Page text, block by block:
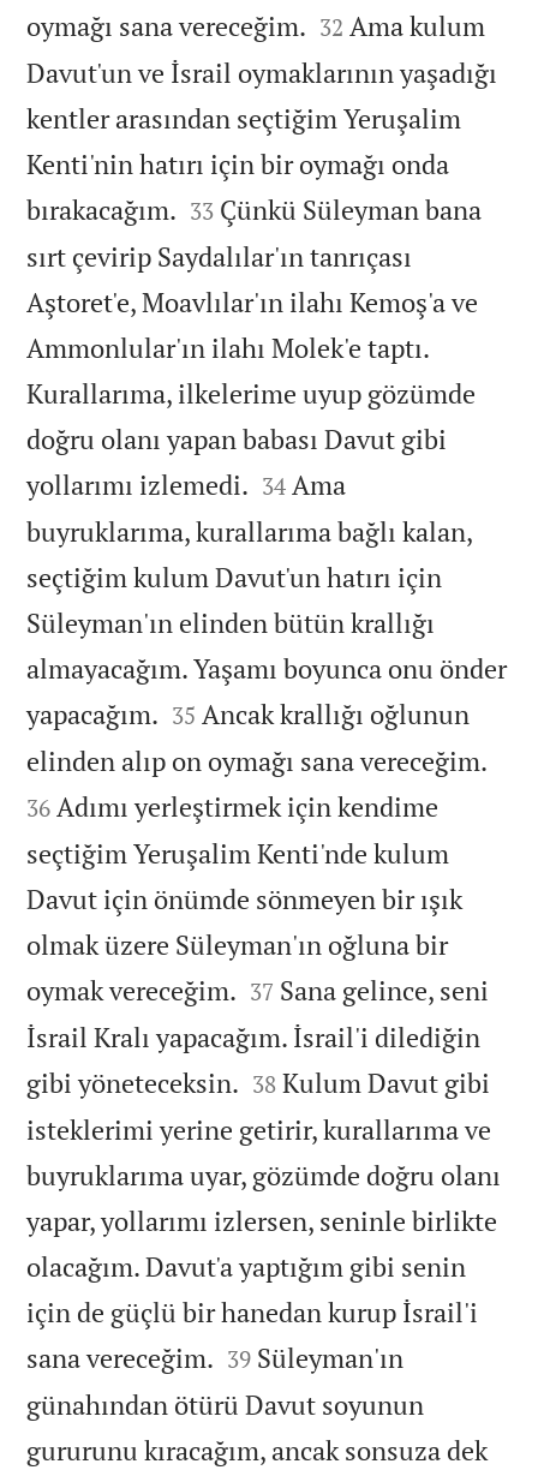
oymağı sana vereceğim. 

32 Ama kulum
Davut'un ve İsrail oymaklarının yaşadığı
kentler arasından seçtiğim Yeruşalim
Kenti'nin hatırı için bir oymağı onda
bırakacağım. 

33 Çünkü Süleyman bana
sırt çevirip Saydalılar'ın tanrıçası
Aştoret'e, Moavlılar'ın ilahı Kemoş'a ve
Ammonlular'ın ilahı Molek'e taptı.
Kurallarıma, ilkelerime uyup gözümde
doğru olanı yapan babası Davut gibi
yollarımı izlemedi. 

34 Ama
buyruklarıma, kurallarıma bağlı kalan,
seçtiğim kulum Davut'un hatırı için
Süleyman'ın elinden bütün krallığı
almayacağım. Yaşamı boyunca onu önder
yapacağım. 

35 Ancak krallığı oğlunun
elinden alıp on oymağı sana vereceğim.
36 Adımı yerleştirmek için kendime
seçtiğim Yeruşalim Kenti'nde kulum
Davut için önümde sönmeyen bir ışık
olmak üzere Süleyman'ın oğluna bir
oymak vereceğim. 

37 Sana gelince, seni
İsrail Kralı yapacağım. İsrail'i dilediğin
gibi yöneteceksin. 

38 Kulum Davut gibi
isteklerimi yerine getirir, kurallarıma ve
buyruklarıma uyar, gözümde doğru olanı
yapar, yollarımı izlersen, seninle birlikte
olacağım. Davut'a yaptığım gibi senin
için de güçlü bir hanedan kurup İsrail'i
sana vereceğim. 

39 Süleyman'ın
günahından ötürü Davut soyunun
gururunu kıracağım, ancak sonsuza dek